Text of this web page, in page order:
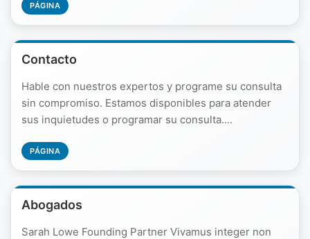
PÁGINA
Contacto
Hable con nuestros expertos y programe su consulta
sin compromiso. Estamos disponibles para atender
sus inquietudes o programar su consulta....
PÁGINA
Abogados
Sarah Lowe Founding Partner Vivamus integer non